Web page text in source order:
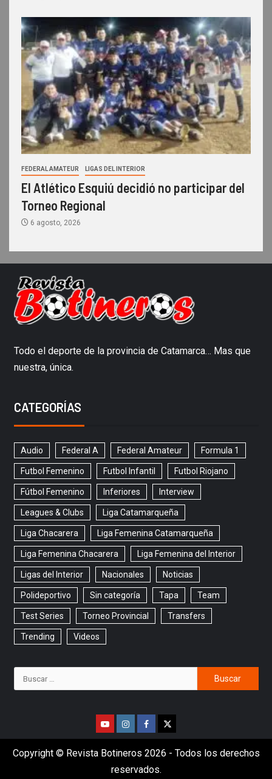
FEDERAL AMATEUR LIGAS DEL INTERIOR
El Atlético Esquiú decidió no participar del
Torneo Regional
6 agosto, 2026
Todo el deporte de la provincia de Catamarca… Mas que
nuestra, única.
CATEGORÍAS
Audio Federal A Federal Amateur Formula 1
Futbol Femenino Futbol Infantil Futbol Riojano
Fútbol Femenino Inferiores Interview
Leagues & Clubs Liga Catamarqueña
Liga Chacarera Liga Femenina Catamarqueña
Liga Femenina Chacarera Liga Femenina del Interior
Ligas del Interior Nacionales Noticias
Polideportivo Sin categoría Tapa Team
Test Series Torneo Provincial Transfers
Trending Videos
Copyright © Revista Botineros 2026 - Todos los derechos
reservados.